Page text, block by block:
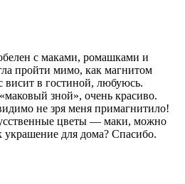
с маками, ромашками и
пройти мимо, как магнитом
висит в гостиной, любуюсь.
зной», очень красиво.
не зря меня примагнитило!
цветы — маки, можно
украшение для дома? Спасибо.